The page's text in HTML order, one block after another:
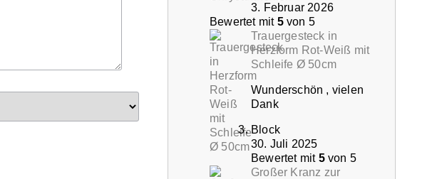
3. Februar 2026
Bewertet mit 5von 5
Trauergesteck in
Herzform Rot-Weiß mit
Schleife Ø 50cm
Wunderschön , vielen
Dank
Block
30. Juli 2025
Bewertet mit 5von 5
Großer Kranz zur